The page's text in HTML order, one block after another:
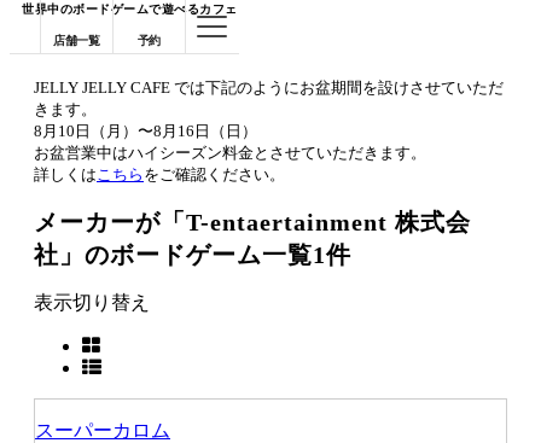
世界中のボードゲームで遊べるカフェ
店舗一覧 予約
JELLY JELLY CAFE では下記のようにお盆期間を設けさせていただ
きます。
8月10日（月）〜8月16日（日）
お盆営業中はハイシーズン料金とさせていただきます。
詳しくはこちら をご確認ください。
メーカーが「T-entaertainment 株式会
社」のボードゲーム一覧1件
表示切り替え
スーパーカロム